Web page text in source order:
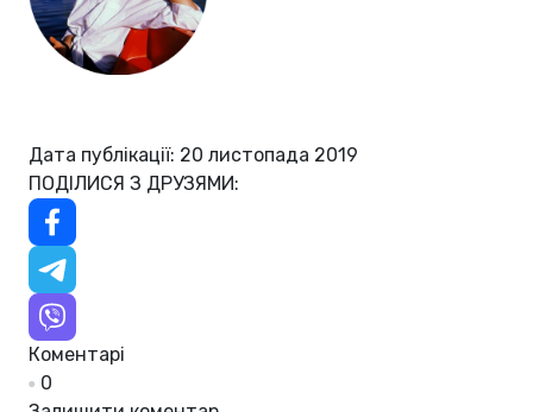
Дата публікації: 20 листопада 2019
ПОДІЛИСЯ З ДРУЗЯМИ:
Коментарі
0